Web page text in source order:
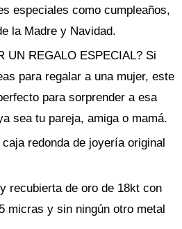
especiales como cumpleaños,
la Madre y Navidad.
UN REGALO ESPECIAL? Si
para regalar a una mujer, este
para sorprender a esa
sea tu pareja, amiga o mamá.
redonda de joyería original
recubierta de oro de 18kt con
micras y sin ningún otro metal